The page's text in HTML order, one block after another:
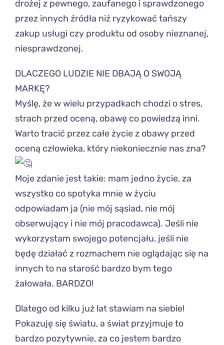
drożej z pewnego, zaufanego i sprawdzonego
przez innych źródła niż ryzykować tańszy
zakup usługi czy produktu od osoby nieznanej,
niesprawdzonej.
DLACZEGO LUDZIE NIE DBAJĄ O SWOJĄ
MARKĘ?
Myślę, że w wielu przypadkach chodzi o stres,
strach przed oceną, obawę co powiedzą inni.
Warto tracić przez całe życie z obawy przed
oceną człowieka, który niekoniecznie nas zna?
Moje zdanie jest takie: mam jedno życie, za
wszystko co spotyka mnie w życiu
odpowiadam ja (nie mój sąsiad, nie mój
obserwujący i nie mój pracodawca). Jeśli nie
wykorzystam swojego potencjału, jeśli nie
będę działać z rozmachem nie oglądając się na
innych to na starość bardzo bym tego
żałowała. BARDZO!
Dlatego od kilku już lat stawiam na siebie!
Pokazuję się światu, a świat przyjmuje to
bardzo pozytywnie, za co jestem bardzo